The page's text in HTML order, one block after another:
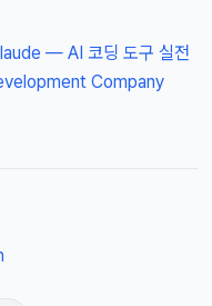
— AI 코딩 도구 실전
Company